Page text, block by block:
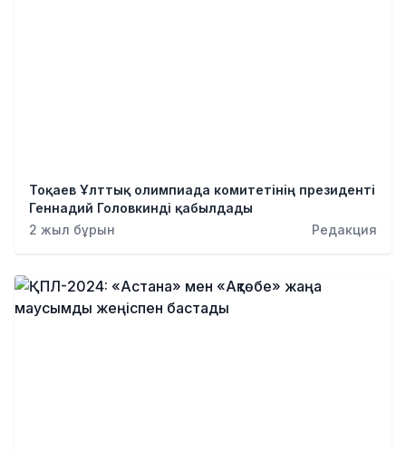
Тоқаев Ұлттық олимпиада комитетінің президенті
Геннадий Головкинді қабылдады
2 жыл бұрын
Редакция